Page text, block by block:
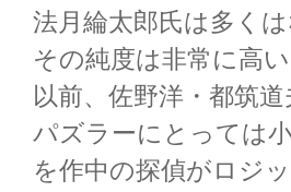
法月綸太郎氏は多く
その純度は非常に高い
以前、佐野洋・都筑
パズラーにとっては
を作中の探偵がロジ